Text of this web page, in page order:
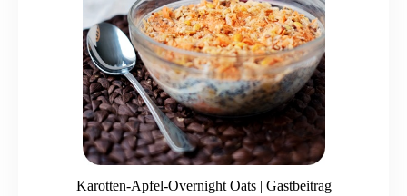
Karotten-Apfel-Overnight Oats | Gastbeitrag